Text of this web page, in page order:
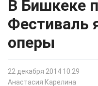
В Бишкеке
Фестиваль
оперы
22 декабря 2014 10:29
Анастасия Карелина